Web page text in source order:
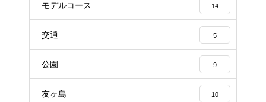
モデルコース 14
交通 5
公園 9
友ヶ島 10